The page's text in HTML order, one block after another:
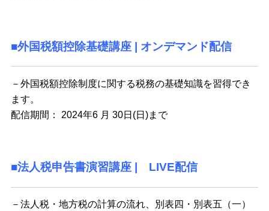
■外国税額控除基礎講座 | オンデマンド配信
－外国税額控除制度に関する税務の基礎知識を習得でき
ます。
配信期間： 2024年6 月 30日(日)まで
■法人税申告書演習講座 | LIVE配信
－法人税・地方税の計算の流れ、別表四・別表五（一）